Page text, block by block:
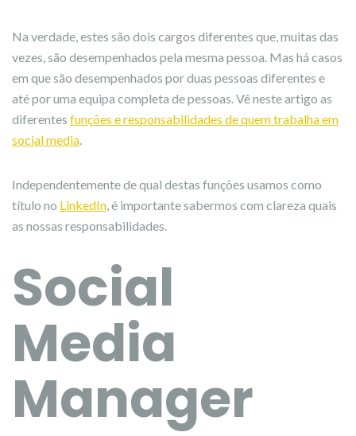
Na verdade, estes são dois cargos diferentes que, muitas das
vezes, são desempenhados pela mesma pessoa. Mas há casos
em que são desempenhados por duas pessoas diferentes e
até por uma equipa completa de pessoas. Vê neste artigo as
diferentes funções e responsabilidades de quem trabalha em
social media.
Independentemente de qual destas funções usamos como
título no LinkedIn, é importante sabermos com clareza quais
as nossas responsabilidades.
Social
Media
Manager